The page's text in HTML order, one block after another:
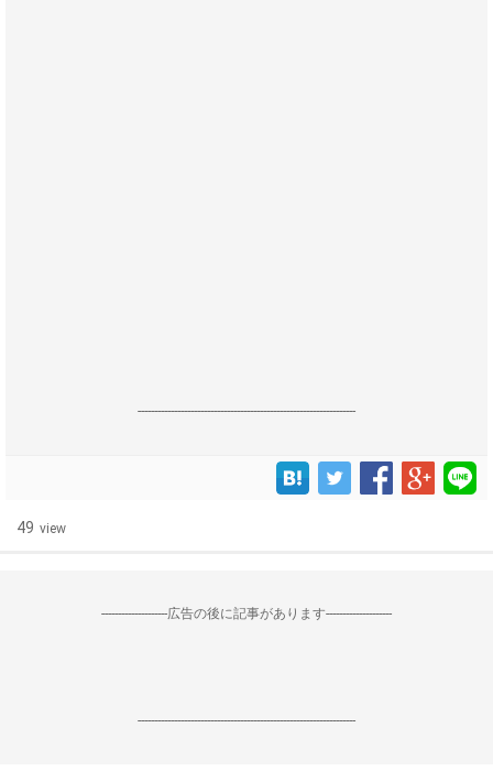
------------------------------------------------------------------
49 view
--------------------広告の後に記事があります--------------------
------------------------------------------------------------------